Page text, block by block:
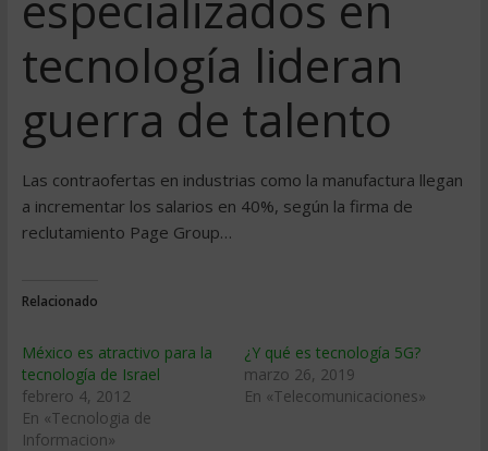
tecnología lideran
guerra de talento
Las contraofertas en industrias como la manufactura llegan
a incrementar los salarios en 40%, según la firma de
reclutamiento Page Group…
Relacionado
México es atractivo para la
tecnología de Israel
febrero 4, 2012
En «Tecnologia de
Informacion»
¿Y qué es tecnología 5G?
marzo 26, 2019
En «Telecomunicaciones»